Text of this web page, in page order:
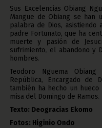
Sus Excelencias Obiang
Mangue de Obiang se han
palabra de Dios,
padre Fortunato, que ha
muerte y pasión de
sufrimiento, el abandono y
hombres.
Teodoro Nguema
República, Encargado de
también ha hecho un
misa del Domingo de Ramos.
Texto: Deogracias Ekomo
Fotos: Higinio Ondo